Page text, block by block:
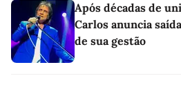
Após décadas de
Carlos anuncia
de sua gestão